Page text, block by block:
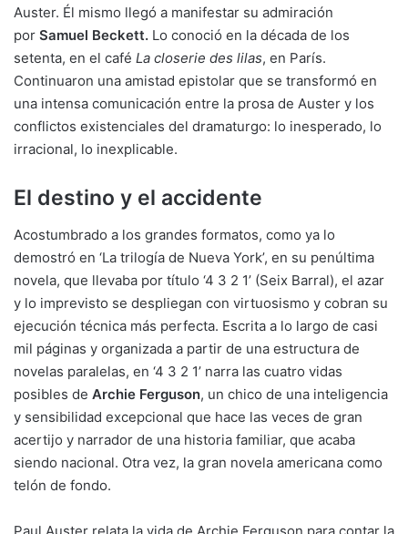
Auster. Él mismo llegó a manifestar su admiración
por Samuel Beckett. Lo conoció en la década de los
setenta, en el café La closerie des lilas, en París.
Continuaron una amistad epistolar que se transformó en
una intensa comunicación entre la prosa de Auster y los
conflictos existenciales del dramaturgo: lo inesperado, lo
irracional, lo inexplicable.
El destino y el accidente
Acostumbrado a los grandes formatos, como ya lo
demostró en ‘La trilogía de Nueva York’, en su penúltima
novela, que llevaba por título ‘4 3 2 1’ (Seix Barral), el azar
y lo imprevisto se despliegan con virtuosismo y cobran su
ejecución técnica más perfecta. Escrita a lo largo de casi
mil páginas y organizada a partir de una estructura de
novelas paralelas, en ‘4 3 2 1’ narra las cuatro vidas
posibles de Archie Ferguson, un chico de una inteligencia
y sensibilidad excepcional que hace las veces de gran
acertijo y narrador de una historia familiar, que acaba
siendo nacional. Otra vez, la gran novela americana como
telón de fondo.
Paul Auster relata la vida de Archie Ferguson para contar la